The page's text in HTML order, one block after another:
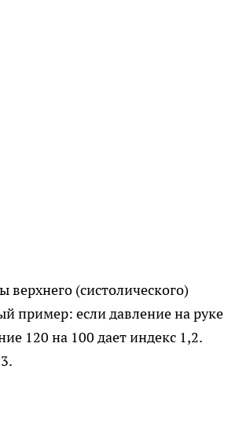
(систолического)
пример: если давление на руке
120 на 100 дает индекс 1,2.